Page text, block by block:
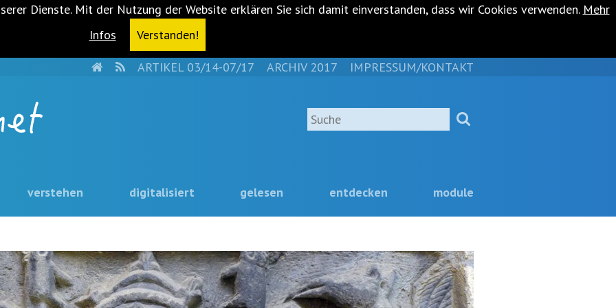
Dienste. Mit der Nutzung der Website erklären Sie sich damit einverstanden, dass wir Cookies verwenden. Mehr
Infos
Verstanden!
HOMERSSARTIKEL 03/14-07/17 ARCHIV 2017 IMPRESSUM/KONTAKT
Suche
verstehen digitalisiert gelesen entdecken module